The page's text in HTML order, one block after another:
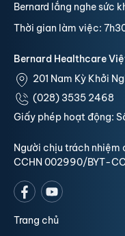
Bernard Healthcare
201 Nam Kỳ Khởi
(028) 3535 2468
Giấy phép hoạt động:
Người chịu trách nhiệm
CCHN 002990/BYT-
Bernard lắng nghe sức
Thời gian làm việc:
Trang chủ